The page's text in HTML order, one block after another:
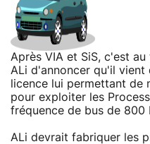
Après VIA et SiS, c'est
ALi d'annoncer qu'il
licence lui permettant de
pour exploiter les
fréquence de bus de 800
ALi devrait fabriquer les